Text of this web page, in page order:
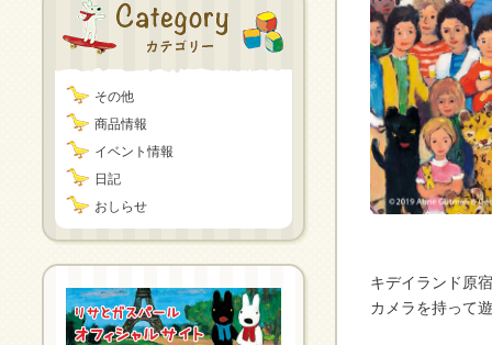
その他
商品情報
イベント情報
日記
おしらせ
キデイランド原
カメラを持って